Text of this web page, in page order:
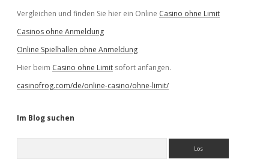
Vergleichen und finden Sie hier ein Online Casino ohne Limit
Casinos ohne Anmeldung
Online Spielhallen ohne Anmeldung
Hier beim Casino ohne Limit sofort anfangen.
casinofrog.com/de/online-casino/ohne-limit/
Im Blog suchen